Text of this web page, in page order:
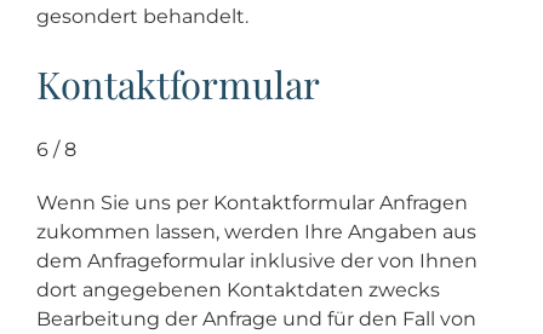
gesondert behandelt.
Kontaktformular
6 / 8
Wenn Sie uns per Kontaktformular Anfragen
zukommen lassen, werden Ihre Angaben aus
dem Anfrageformular inklusive der von Ihnen
dort angegebenen Kontaktdaten zwecks
Bearbeitung der Anfrage und für den Fall von